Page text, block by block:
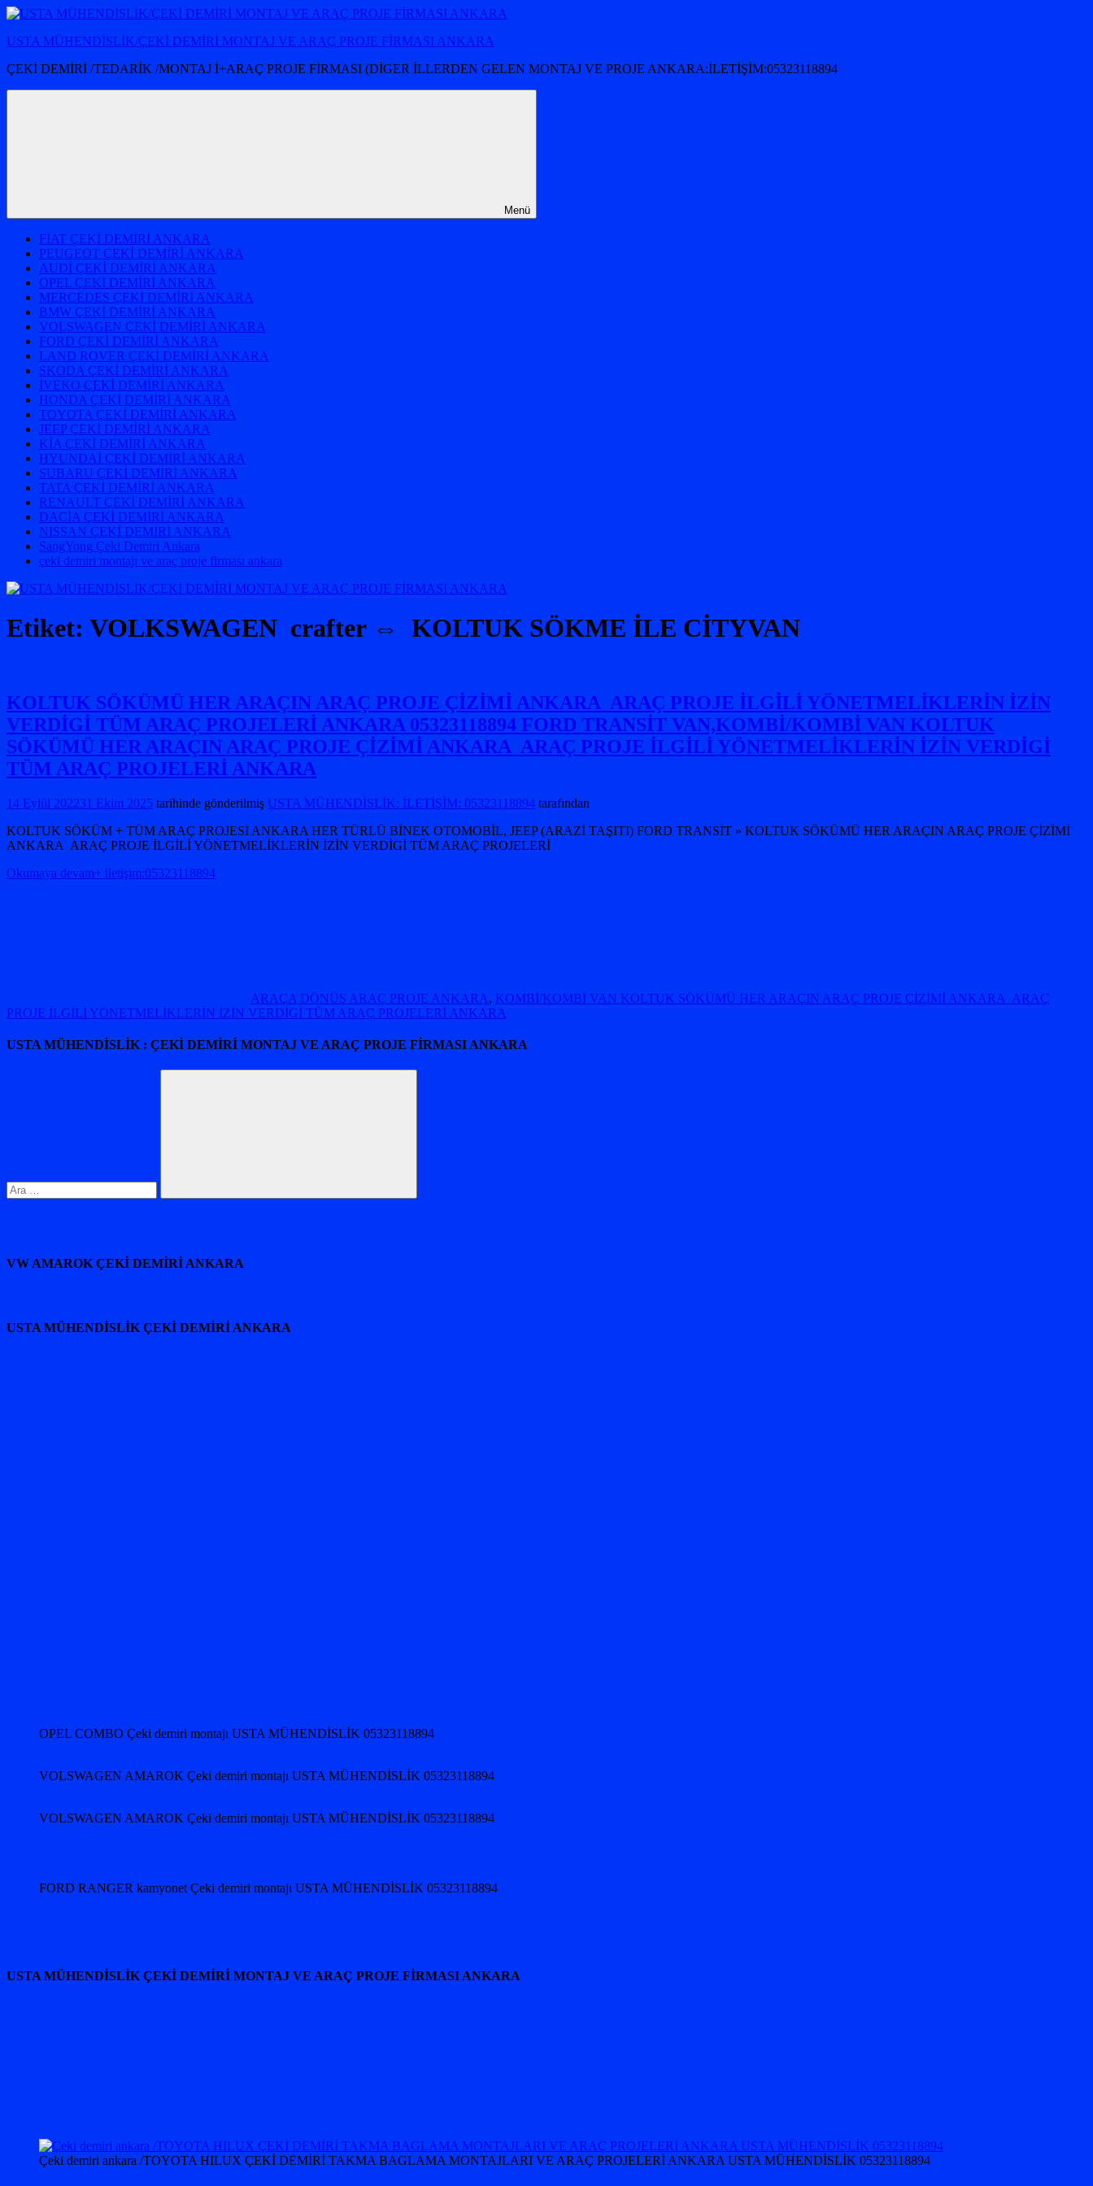
İçeriğe
USTA MÜHENDİSLİK/ÇEKİ DEMİRİ MONTAJ VE ARAÇ PROJE FİRMASI ANKARA
ÇEKİ DEMİRİ /TEDARİK /MONTAJ İ+ARAÇ PROJE FİRMASI (DİGER İLLERDEN GELEN MONTAJ VE PROJE ANKARA:İLETİŞİM:05323118894
Menü
FİAT ÇEKİ DEMİRİ ANKARA
PEUGEOT ÇEKİ DEMİRİ ANKARA
AUDİ ÇEKİ DEMİRİ ANKARA
OPEL ÇEKİ DEMİRİ ANKARA
MERCEDES ÇEKİ DEMİRİ ANKARA
BMW ÇEKİ DEMİRİ ANKARA
VOLSWAGEN ÇEKİ DEMİRİ ANKARA
FORD ÇEKİ DEMİRİ ANKARA
LAND ROVER ÇEKİ DEMİRİ ANKARA
SKODA ÇEKİ DEMİRİ ANKARA
İVEKO ÇEKİ DEMİRİ ANKARA
HONDA ÇEKİ DEMİRİ ANKARA
TOYOTA ÇEKİ DEMİRİ ANKARA
JEEP ÇEKİ DEMİRİ ANKARA
KİA ÇEKİ DEMİRİ ANKARA
HYUNDAİ ÇEKİ DEMİRİ ANKARA
SUBARU ÇEKİ DEMİRİ ANKARA
TATA ÇEKİ DEMİRİ ANKARA
RENAULT ÇEKİ DEMİRİ ANKARA
DACİA ÇEKİ DEMİRİ ANKARA
NISSAN ÇEKİ DEMİRİ ANKARA
SangYong Çeki Demiri Ankara
çeki demiri montajı ve araç proje firması ankara
Etiket: VOLKSWAGEN crafter ⇔ KOLTUK SÖKME İLE CİTYVAN
KOLTUK SÖKÜMÜ HER ARAÇIN ARAÇ PROJE ÇİZİMİ ANKARA ARAÇ PROJE İLGİLİ YÖNETMELİKLERİN İZİN
VERDİGİ TÜM ARAÇ PROJELERİ ANKARA 05323118894 FORD TRANSİT VAN,KOMBİ/KOMBİ VAN KOLTUK
SÖKÜMÜ HER ARAÇIN ARAÇ PROJE ÇİZİMİ ANKARA ARAÇ PROJE İLGİLİ YÖNETMELİKLERİN İZİN VERDİGİ
TÜM ARAÇ PROJELERİ ANKARA
14 Eylül 202231 Ekim 2025 tarihinde gönderilmiş USTA MÜHENDİSLİK: İLETİŞİM: 05323118894 tarafından
KOLTUK SÖKÜM + TÜM ARAÇ PROJESİ ANKARA HER TÜRLÜ BİNEK OTOMOBİL, JEEP (ARAZİ TAŞITI) FORD TRANSİT » KOLTUK SÖKÜMÜ HER ARAÇIN ARAÇ PROJE ÇİZİMİ
ANKARA ARAÇ PROJE İLGİLİ YÖNETMELİKLERİN İZİN VERDİGİ TÜM ARAÇ PROJELERİ
Okumaya devam+ iletişim:05323118894
ARAÇA DÖNÜŞ ARAÇ PROJE ANKARA, KOMBİ/KOMBİ VAN KOLTUK SÖKÜMÜ HER ARAÇIN ARAÇ PROJE ÇİZİMİ ANKARA ARAÇ
PROJE İLGİLİ YÖNETMELİKLERİN İZİN VERDİGİ TÜM ARAÇ PROJELERİ ANKARA
USTA MÜHENDİSLİK : ÇEKİ DEMİRİ MONTAJ VE ARAÇ PROJE FİRMASI ANKARA
Ara
VW AMAROK ÇEKİ DEMİRİ ANKARA
USTA MÜHENDİSLİK ÇEKİ DEMİRİ ANKARA
OPEL COMBO Çeki demiri montajı USTA MÜHENDİSLİK 05323118894
VOLSWAGEN AMAROK Çeki demiri montajı USTA MÜHENDİSLİK 05323118894
VOLSWAGEN AMAROK Çeki demiri montajı USTA MÜHENDİSLİK 05323118894
FORD RANGER kamyonet Çeki demiri montajı USTA MÜHENDİSLİK 05323118894
USTA MÜHENDİSLİK ÇEKİ DEMİRİ MONTAJ VE ARAÇ PROJE FİRMASI ANKARA
Çeki demiri ankara /TOYOTA HILUX ÇEKİ DEMİRİ TAKMA BAGLAMA MONTAJLARI VE ARAÇ PROJELERİ ANKARA USTA MÜHENDİSLİK 05323118894